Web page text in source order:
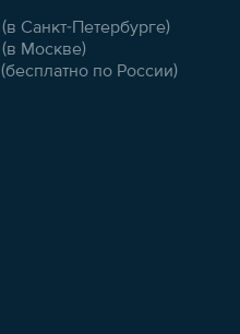
(в Санкт-Петербурге)
(в Москве)
(бесплатно по России)